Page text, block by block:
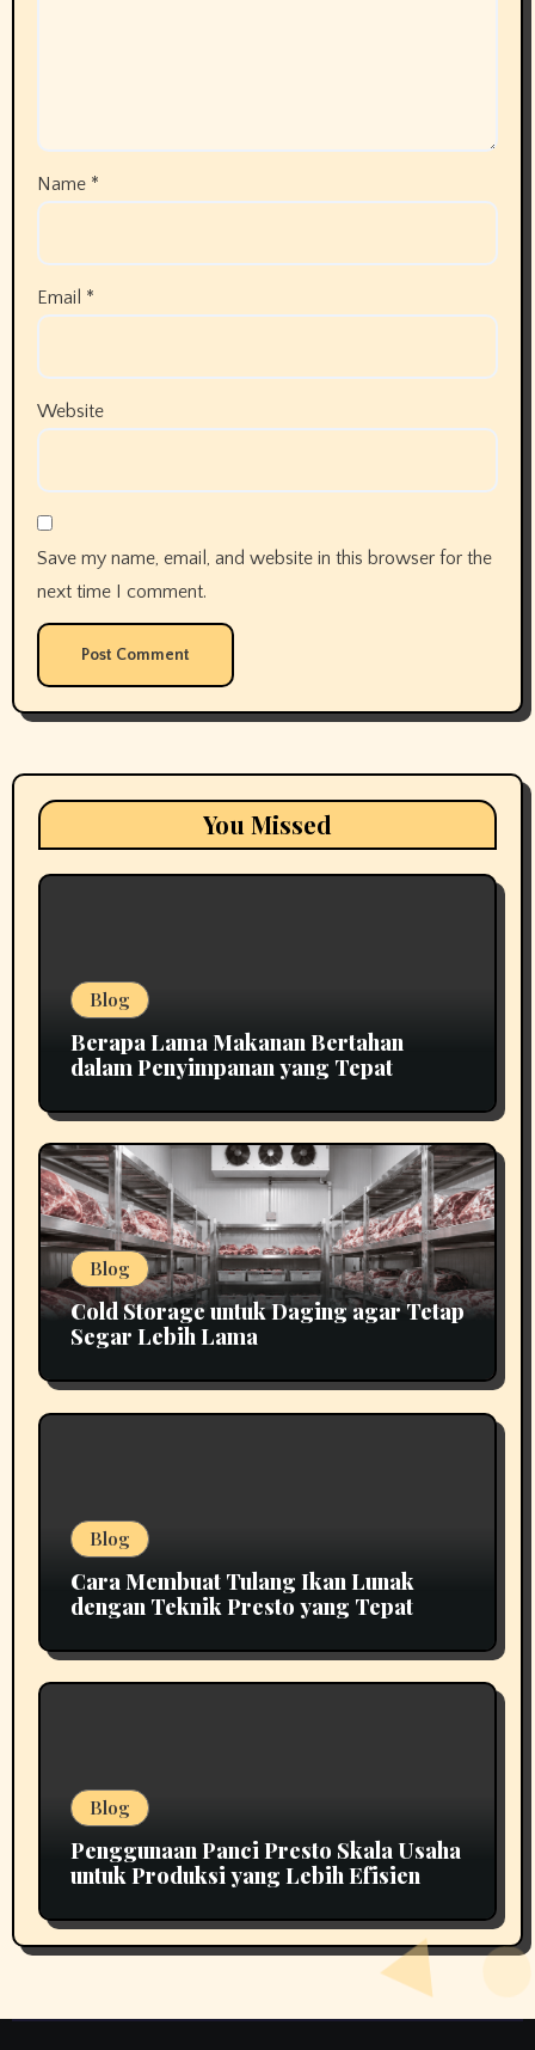
Name *
Email *
Website
Save my name, email, and website in this browser for the
next time I comment.
You Missed
Blog
Berapa Lama Makanan Bertahan
dalam Penyimpanan yang Tepat
Blog
Cold Storage untuk Daging agar Tetap
Segar Lebih Lama
Blog
Cara Membuat Tulang Ikan Lunak
dengan Teknik Presto yang Tepat
Blog
Penggunaan Panci Presto Skala Usaha
untuk Produksi yang Lebih Efisien